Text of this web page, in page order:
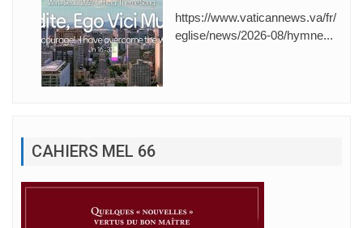
https://www.vaticannews.va/fr/
eglise/news/2026-08/hymne...
CAHIERS MEL 66